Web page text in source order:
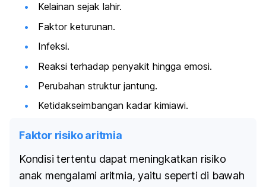
Kelainan sejak lahir.
Faktor keturunan.
Infeksi.
Reaksi terhadap penyakit hingga emosi.
Perubahan struktur jantung.
Ketidakseimbangan kadar kimiawi.
Faktor risiko aritmia
Kondisi tertentu dapat meningkatkan risiko
anak mengalami aritmia, yaitu seperti di bawah